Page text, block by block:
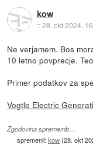
kow
::28. okt 2024,
Ne verjamem. Bos
10 letno povprecje.
Primer podatkov za
Vogtle Electric
Zgodovina sprememb…
spremenil:kow(28. okt